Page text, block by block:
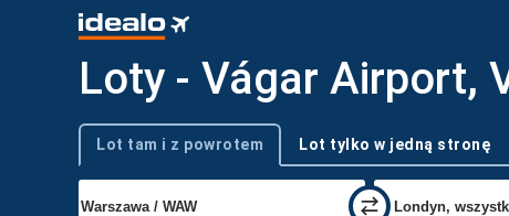
Loty - Vágar Airport,
Typ podróży
Lot tam i z powrotem Lot tylko w jedną stronę